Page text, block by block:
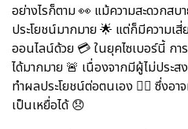
อย่างไรก็ตาม 👀 แม้ความสะดวกส
ประโยชน์มากมาย 🌟 แต่ก็มีความเ
ออนไลน์ด้วย 💳 ในยุคไซเบอร์นี้ ก
ได้มากมาย 🚨 เนื่องจากมีผู้ไม่ประส
ทำผลประโยชน์ต่อตนเอง 🕵️‍♀️ ซึ่งอ
เป็นเหยื่อได้ 😞